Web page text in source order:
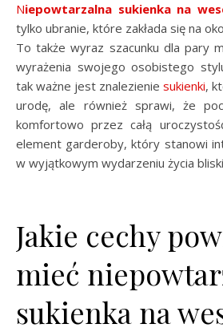
Niepowtarzalna sukienka na
tylko ubranie, które zakłada się na
To także wyraz szacunku dla pary
wyrażenia swojego osobistego
tak ważne jest znalezienie sukienki,
urodę, ale również sprawi, że
komfortowo przez całą
element garderoby, który stanowi
w wyjątkowym wydarzeniu życia
Jakie cechy
mieć
sukienka na